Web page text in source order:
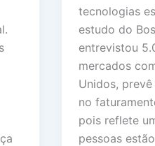
tecnologias
estudo do
entrevistou
mercados
Unidos,
no
pois reflete
pessoas